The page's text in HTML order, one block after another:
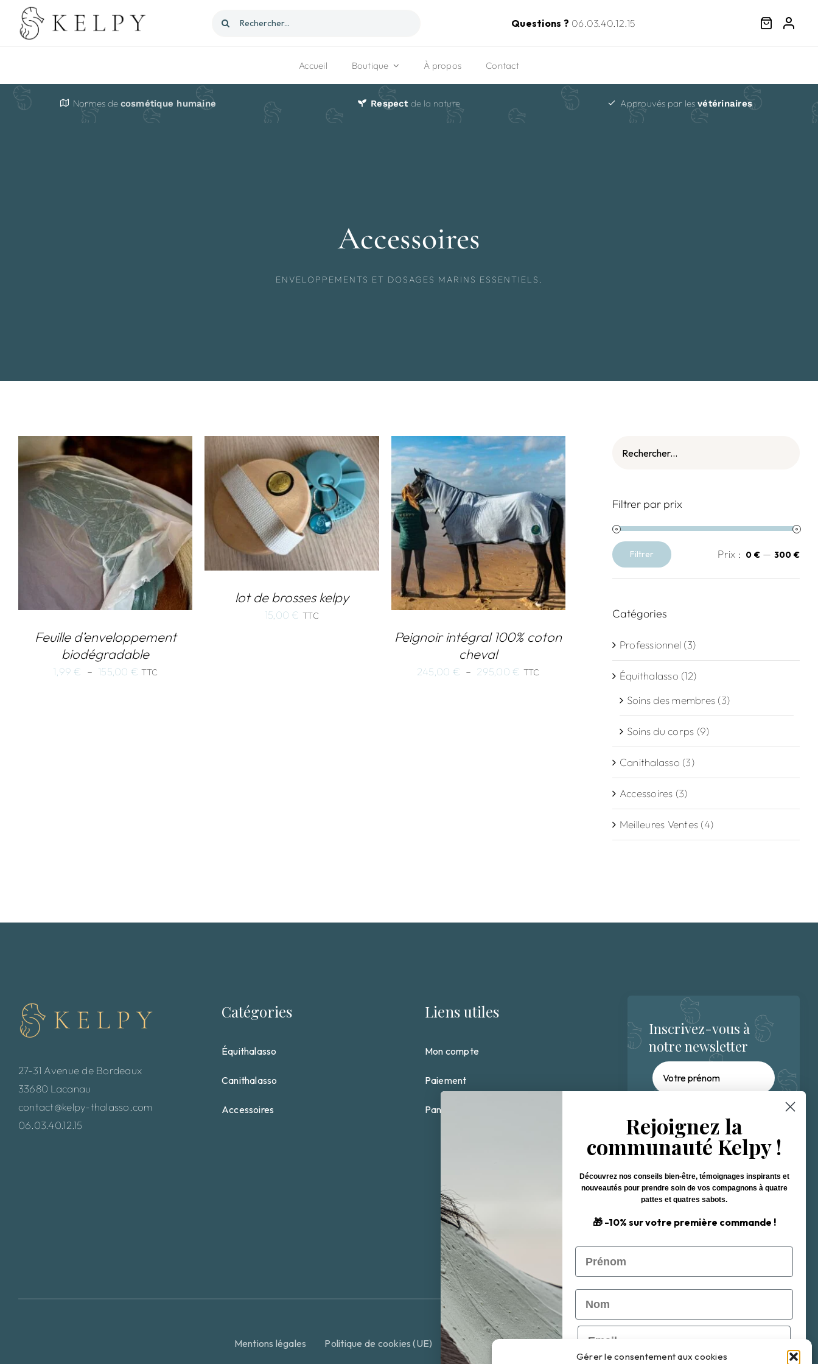
Gérer le consentement aux cookies
Passer
Rechercher: Questions ? 06.03.40.12.15
Accueil Boutique À propos Contact
Normes de cosmétique humaine Respectde la nature Approuvés par les vétérinaires
Accessoires
ENVELOPPEMENTS ET DOSAGES MARINS ESSENTIELS.
Feuille d’enveloppement
biodégradable
1,99 € – 155,00 € Plage
TTC
lot de brosses kelpy
15,00 € TTC
Peignoir intégral 100% coton
cheval
245,00 € – 295,00 € Plage
TTC
Filtrer par prix
Prix
min
Prix
max
Filtrer Prix : 0 €— 300 €
Catégories
Professionnel (3)
Équithalasso (12)
Soins des membres (3)
Soins du corps (9)
Canithalasso (3)
Accessoires (3)
Meilleures Ventes (4)
27-31 Avenue de Bordeaux
33680 Lacanau
contact@kelpy-thalasso.com
06.03.40.12.15
Catégories
Équithalasso
Canithalasso
Accessoires
Liens utiles
Mon compte
Paiement
Panier
Inscrivez-vous à
notre newsletter
Prénom
S'inscrire
Mentions légales Politique de cookies (UE) Conditions Générales de Vente
Rejoignez la
communauté Kelpy !
Découvrez nos conseils bien-être, témoignages inspirants et
nouveautés pour prendre soin de vos compagnons à quatre
pattes et quatres sabots.
🎁 -10% sur votre première commande !
Prénom
Nom
Email